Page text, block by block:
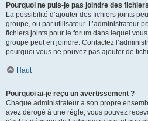
Pourquoi ne puis-je pas joindre des
La possibilité d’ajouter des fichiers joints
groupe, ou par utilisateur. L’administrateur
fichiers joints pour le forum dans lequel
groupe peut en joindre. Contactez
pourquoi vous ne pouvez pas ajouter de
Haut
Pourquoi ai-je reçu un avertissement ?
Chaque administrateur a son propre
avez dérogé à une règle, vous pouvez